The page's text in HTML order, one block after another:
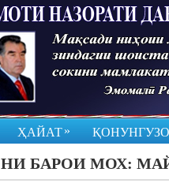
ҲАЙАТ»
БАРОИ МОХ: